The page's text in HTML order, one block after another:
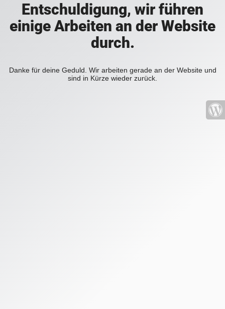
Entschuldigung, wir führen
einige Arbeiten an der Website
durch.
Danke für deine Geduld. Wir arbeiten gerade an der Website und
sind in Kürze wieder zurück.